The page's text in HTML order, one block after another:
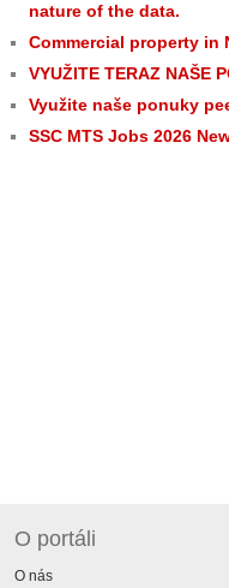
nature of the data.
Commercial property in
VYUŽITE TERAZ NAŠE
Využite naše ponuky
SSC MTS Jobs 2026
O portáli
O nás